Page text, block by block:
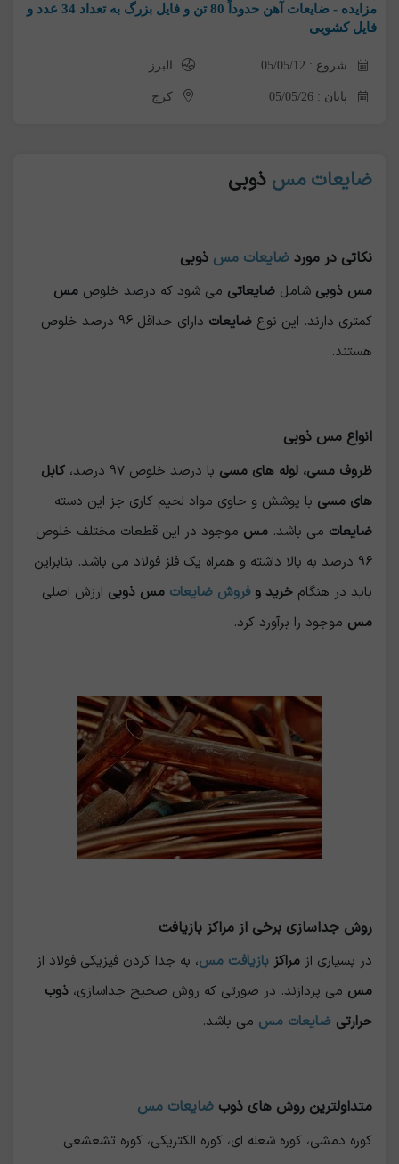
مزایده - ضایعات آهن حدوداً 80 تن و فایل بزرگ به تعداد 34 عدد و
فایل کشویی
شروع : 05/05/12 البرز
پایان : 05/05/26 کرج
ضایعات مس ذوبی
نکاتی در مورد ضایعات مس ذوبی
مس ذوبی شامل ضایعاتی می شود که درصد خلوص مس
کمتری دارند. این نوع ضایعات
دارای حداقل 96 درصد خلوص
هستند.
انواع مس ذوبی
ظروف مسی، لوله های مسی با درصد خلوص 97 درصد،
کابل
های مسی با پوشش و حاوی مواد لحیم کاری جز این دسته
ضایعات می باشد. مس موجود در این قطعات مختلف خلوص
96 درصد به بالا داشته و همراه یک فلز فولاد می باشد. بنابراین
باید در هنگام خرید وفروش ضایعات مس ذوبی ارزش اصلی
مس موجود را برآورد کرد.
روش جداسازی برخی از مراکز بازیافت
در بسیاری از مراکز بازیافت مس، به جدا کردن فیزیکی فولاد از
مس می پردازند. در صورتی که روش صحیح جداسازی، ذوب
حرارتی ضایعات مس می باشد.
متداولترین روش های ذوب ضایعات مس
کوره دمشی، کوره شعله ای، کوره الکتریکی، کوره تشعشعی